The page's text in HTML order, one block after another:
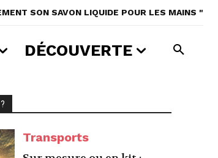
SON SAVON LIQUIDE POUR LES MAINS "
DÉCOUVERTE
Transports